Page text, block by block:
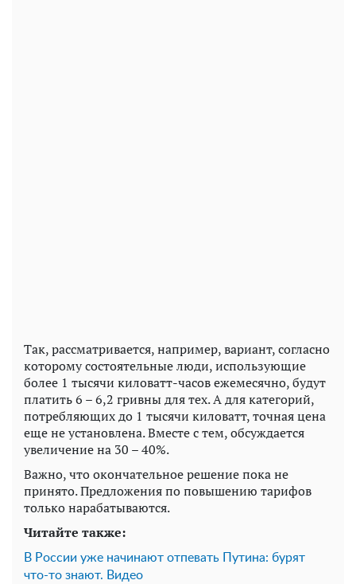
Так, рассматривается, например, вариант, согласно
которому состоятельные люди, использующие
более 1 тысячи киловатт-часов ежемесячно, будут
платить 6 – 6,2 гривны для тех. А для категорий,
потребляющих до 1 тысячи киловатт, точная цена
еще не установлена. Вместе с тем, обсуждается
увеличение на 30 – 40%.
Важно, что окончательное решение пока не
принято. Предложения по повышению тарифов
только нарабатываются.
Читайте также:
В России уже начинают отпевать Путина: бурят
что-то знают. Видео